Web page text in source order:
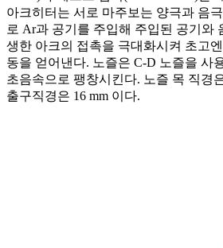
아크히터는 서로 마주보는 양극과 음
로 Ar과 공기를 주입해 주입된 공기와
생한 아크의 접촉을 극대화시켜 초고
동을 얻어낸다. 노즐은 C-D 노즐을 사
초음속으로 팽창시킨다. 노즐 목 직경
출구직경은 16 mm 이다.